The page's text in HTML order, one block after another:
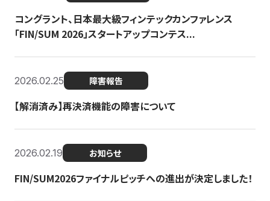
コングラント、日本最大級フィンテックカンファレンス
「FIN/SUM 2026」スタートアップコンテス...
2026.02.25 障害報告
【解消済み】再決済機能の障害について
2026.02.19 お知らせ
FIN/SUM2026ファイナルピッチへの進出が決定しました！